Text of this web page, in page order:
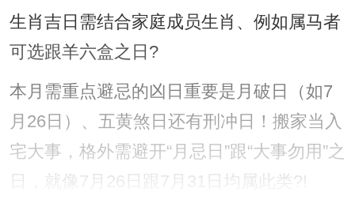
生肖吉日需结合家庭成员生肖、例如属马者
可选跟羊六盒之日?
本月需重点避忌的凶日重要是月破日（如7
月26日）、五黄煞日还有刑冲日！搬家当入
宅大事，格外需避开“月忌日”跟“大事勿用”之
日，就像7月26日跟7月31日均属此类?!